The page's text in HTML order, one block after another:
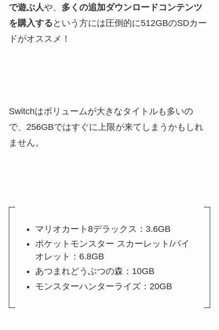
で遊ぶ人や、 多くの追加ダウンロードコンテンツ
を購入する という方には圧倒的に512GBのSDカー
ドがオススメ！
Switchはボリュームが大きなタイトルも多いの
で、256GBではすぐに上限が来てしまうかもしれ
ません。
マリオカート8デラックス：3.6GB
ポケットモンスター スカーレット/バイ
オレット：6.8GB
あつまれどうぶつの森：10GB
モンスターハンターライズ：20GB